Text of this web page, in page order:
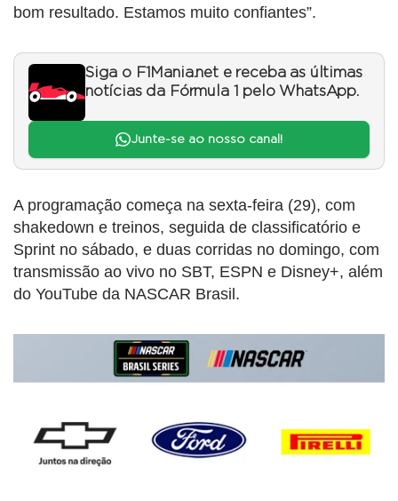
bom resultado. Estamos muito confiantes”.
Siga o F1Mania.net e receba as últimas
notícias da Fórmula 1 pelo WhatsApp.
Junte-se ao nosso canal!
A programação começa na sexta-feira (29), com
shakedown e treinos, seguida de classificatório e
Sprint no sábado, e duas corridas no domingo, com
transmissão ao vivo no SBT, ESPN e Disney+, além
do YouTube da NASCAR Brasil.